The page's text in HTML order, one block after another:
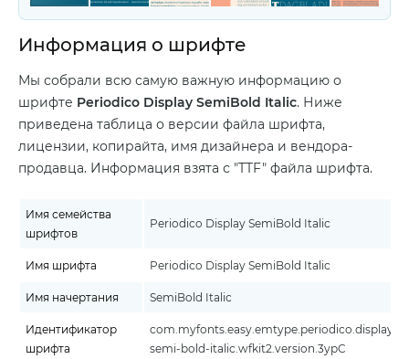
Информация о шрифте
Мы собрали всю самую важную информацию о
шрифте Periodico Display SemiBold Italic. Ниже
приведена таблица о версии файла шрифта,
лицензии, копирайта, имя дизайнера и вендора-
продавца. Информация взята с "TTF" файла шрифта.
Имя семейства
шрифтов
Periodico Display SemiBold Italic
Имя шрифта Periodico Display SemiBold Italic
Имя начертания SemiBold Italic
Идентификатор
шрифта
com.myfonts.easy.emtype.periodico.display-
semi-bold-italic.wfkit2.version.3ypC